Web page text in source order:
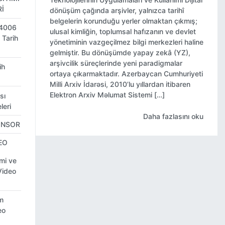
dönüşüm çağında arşivler, yalnızca tarihî
belgelerin korunduğu yerler olmaktan çıkmış;
ulusal kimliğin, toplumsal hafızanın ve devlet
yönetiminin vazgeçilmez bilgi merkezleri haline
gelmiştir. Bu dönüşümde yapay zekâ (YZ),
arşivcilik süreçlerinde yeni paradigmalar
ortaya çıkarmaktadır. Azerbaycan Cumhuriyeti
Milli Arxiv İdarəsi, 2010’lu yıllardan itibaren
Elektron Arxiv Məlumat Sistemi […]
Daha fazlasını oku
Tarih
ve